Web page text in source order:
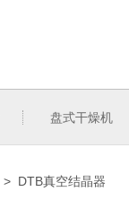
盘式干燥机
> DTB真空结晶器